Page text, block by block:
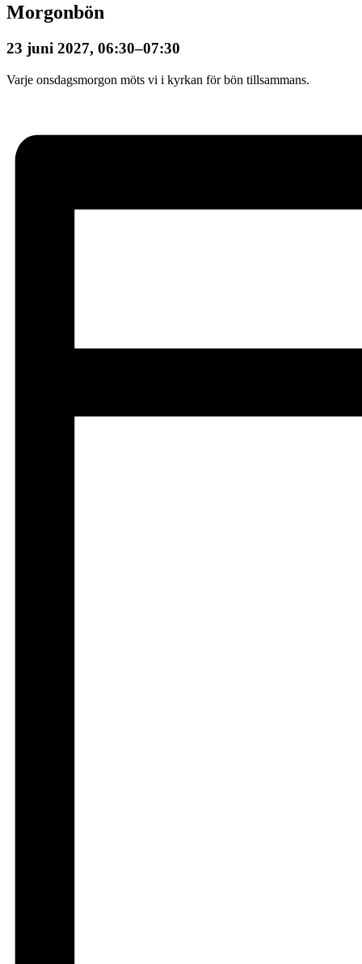
Morgonbön
23 juni 2027, 06:30–07:30
Varje onsdagsmorgon möts vi i kyrkan för bön tillsammans.